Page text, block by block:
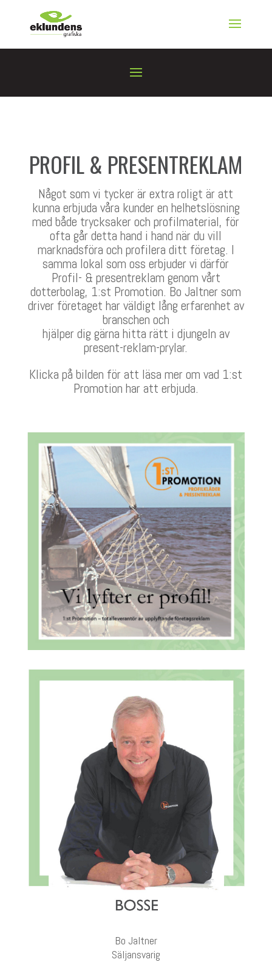
PROFIL & PRESENTREKLAM
Något som vi tycker är extra roligt är att
kunna erbjuda våra kunder en helhetslösning
med både trycksaker och profilmaterial, för
ofta går detta hand i hand när du vill
marknadsföra och profilera ditt företag. I
samma lokal som oss erbjuder vi därför
Profil- & presentreklam genom vårt
dotterbolag, 1:st Promotion. Bo Jaltner som
driver företaget har väldigt lång erfarenhet av
branschen och
hjälper dig gärna hitta rätt i djungeln av
present-reklam-prylar.
Klicka på bilden för att läsa mer om vad 1:st
Promotion har att erbjuda.
Bo Jaltner
Säljansvarig